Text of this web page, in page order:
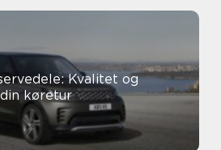
Kvalitet og
køretur